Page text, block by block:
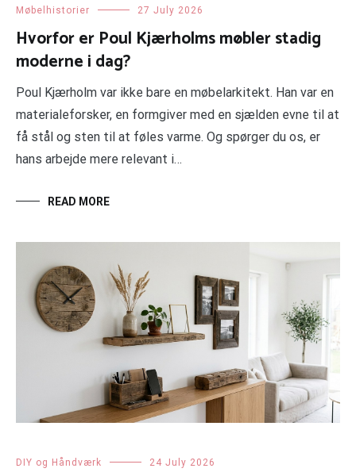
Møbelhistorier 27 July 2026
Hvorfor er Poul Kjærholms møbler stadig
moderne i dag?
Poul Kjærholm var ikke bare en møbelarkitekt. Han var en
materialeforsker, en formgiver med en sjælden evne til at
få stål og sten til at føles varme. Og spørger du os, er
hans arbejde mere relevant i…
READ MORE
DIY og Håndværk 24 July 2026